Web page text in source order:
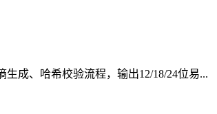
成、哈希校验流程，输出12/18/24位易...